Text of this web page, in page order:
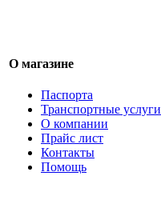
О магазине
Паспорта
Транспортные услуги
О компании
Прайс лист
Контакты
Помощь